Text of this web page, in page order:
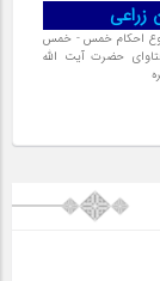
احکام خمس - خمس
حضرت آیت الله